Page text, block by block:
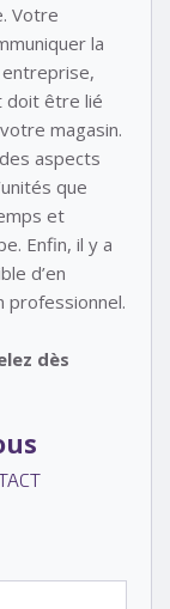
Votre
la
doit être lié
magasin.
aspects
que
et
Enfin, il y a
d’en
professionnel.
dès